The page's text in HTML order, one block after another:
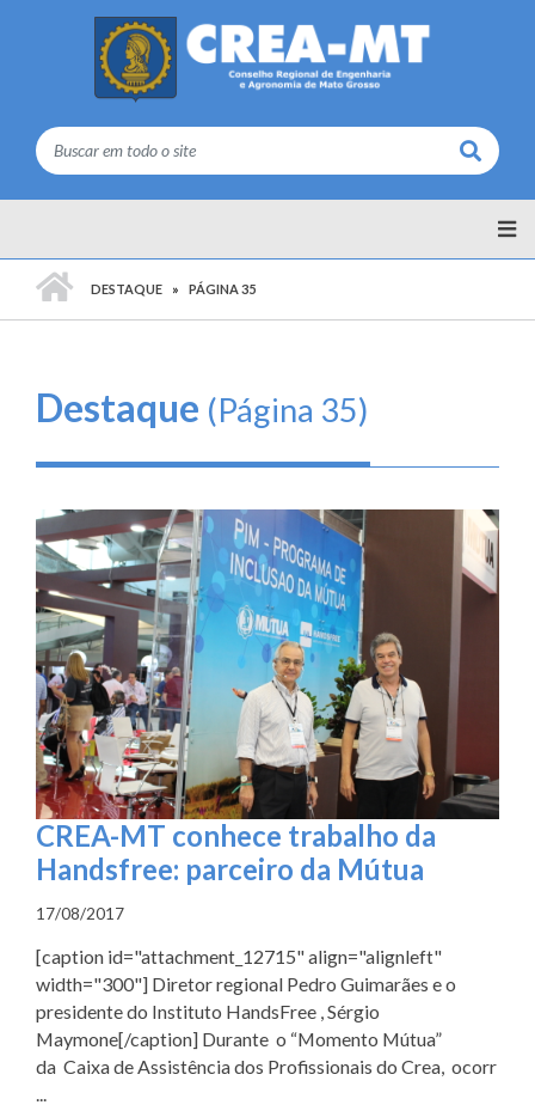
Buscar
DESTAQUE PÁGINA 35
Destaque (Página 35)
CREA-MT conhece trabalho da
Handsfree: parceiro da Mútua
17/08/2017
[caption id="attachment_12715" align="alignleft"
width="300"] Diretor regional Pedro Guimarães e o
presidente do Instituto HandsFree , Sérgio
Maymone[/caption] Durante o “Momento Mútua”
da Caixa de Assistência dos Profissionais do Crea, ocorr